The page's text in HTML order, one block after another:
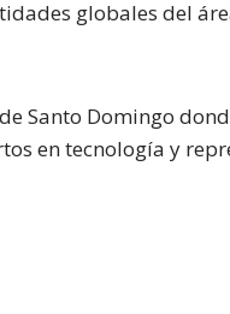
globales del
Santo Domingo
en tecnología y